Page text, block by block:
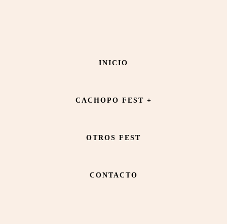
INICIO
CACHOPO FEST +
OTROS FEST
CONTACTO
Pannitelli Original Bakery